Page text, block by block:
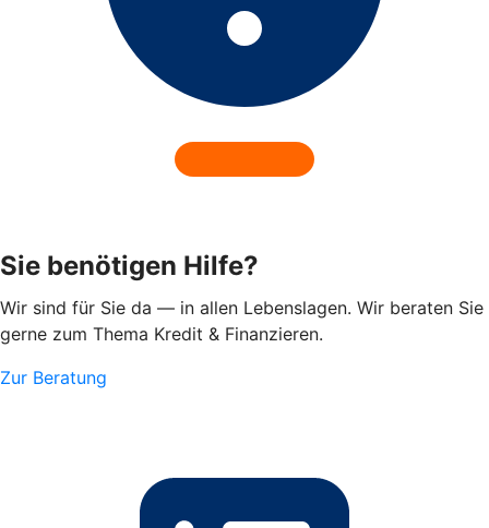
Sie benötigen Hilfe?
Wir sind für Sie da — in allen Lebenslagen. Wir beraten Sie
gerne zum Thema Kredit & Finanzieren.
Zur Beratung